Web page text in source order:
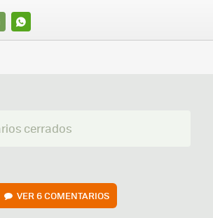
WHATSAPP
cerrados
VER6 COMENTARIOS